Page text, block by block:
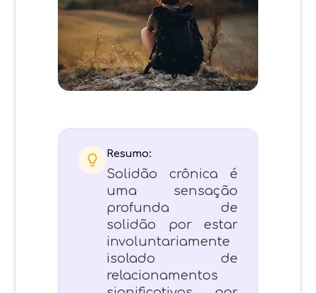
Resumo:
Solidão crônica é
uma sensação
profunda de
solidão por estar
involuntariamente
isolado de
relacionamentos